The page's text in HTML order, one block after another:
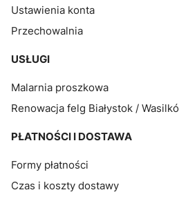
Ustawienia konta
Przechowalnia
USŁUGI
Malarnia proszkowa
Renowacja felg Białystok /
PŁATNOŚCI I DOSTAWA
Formy płatności
Czas i koszty dostawy